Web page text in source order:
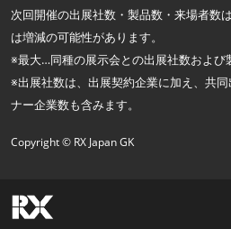
次回開催の出展社数・製品数・来場者数
は増減の可能性があります。
※最大…同種の展示会との出展社数および
※出展社数は、出展契約企業に加え、共
ナー企業数も含みます。
Copyright © RX Japan GK